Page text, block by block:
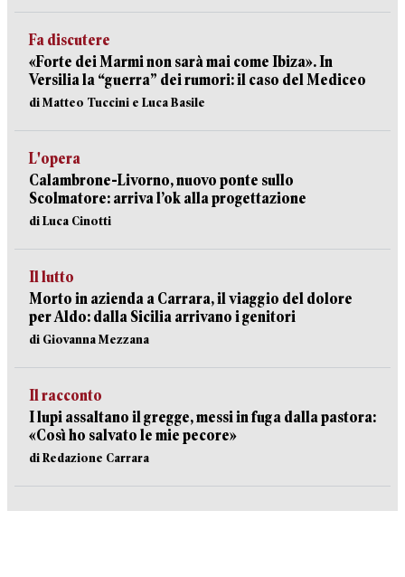
Fa discutere
«Forte dei Marmi non sarà mai come Ibiza». In
Versilia la “guerra” dei rumori: il caso del Mediceo
di Matteo Tuccini e Luca Basile
L'opera
Calambrone-Livorno, nuovo ponte sullo
Scolmatore: arriva l’ok alla progettazione
di Luca Cinotti
Il lutto
Morto in azienda a Carrara, il viaggio del dolore
per Aldo: dalla Sicilia arrivano i genitori
di Giovanna Mezzana
Il racconto
I lupi assaltano il gregge, messi in fuga dalla pastora:
«Così ho salvato le mie pecore»
di Redazione Carrara